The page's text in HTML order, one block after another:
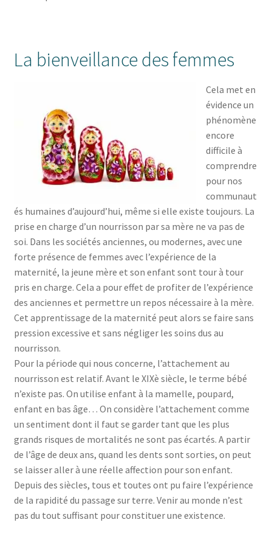
La bienveillance des femmes
Cela met en
évidence un
phénomène
encore
difficile à
comprendre
pour nos
communaut
és humaines d’aujourd’hui, même si elle existe toujours. La
prise en charge d’un nourrisson par sa mère ne va pas de
soi. Dans les sociétés anciennes, ou modernes, avec une
forte présence de femmes avec l’expérience de la
maternité, la jeune mère et son enfant sont tour à tour
pris en charge. Cela a pour effet de profiter de l’expérience
des anciennes et permettre un repos nécessaire à la mère.
Cet apprentissage de la maternité peut alors se faire sans
pression excessive et sans négliger les soins dus au
nourrisson.
Pour la période qui nous concerne, l’attachement au
nourrisson est relatif. Avant le XIXè siècle, le terme bébé
n’existe pas. On utilise enfant à la mamelle, poupard,
enfant en bas âge… On considère l’attachement comme
un sentiment dont il faut se garder tant que les plus
grands risques de mortalités ne sont pas écartés. A partir
de l’âge de deux ans, quand les dents sont sorties, on peut
se laisser aller à une réelle affection pour son enfant.
Depuis des siècles, tous et toutes ont pu faire l’expérience
de la rapidité du passage sur terre. Venir au monde n’est
pas du tout suffisant pour constituer une existence.